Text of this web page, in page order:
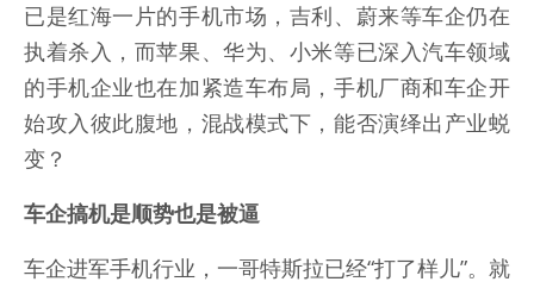
已是红海一片的手机市场，吉利、蔚来等车企仍在
执着杀入，而苹果、华为、小米等已深入汽车领域
的手机企业也在加紧造车布局，手机厂商和车企开
始攻入彼此腹地，混战模式下，能否演绎出产业蜕
变？
车企搞机是顺势也是被逼
车企进军手机行业，一哥特斯拉已经“打了样儿”。就